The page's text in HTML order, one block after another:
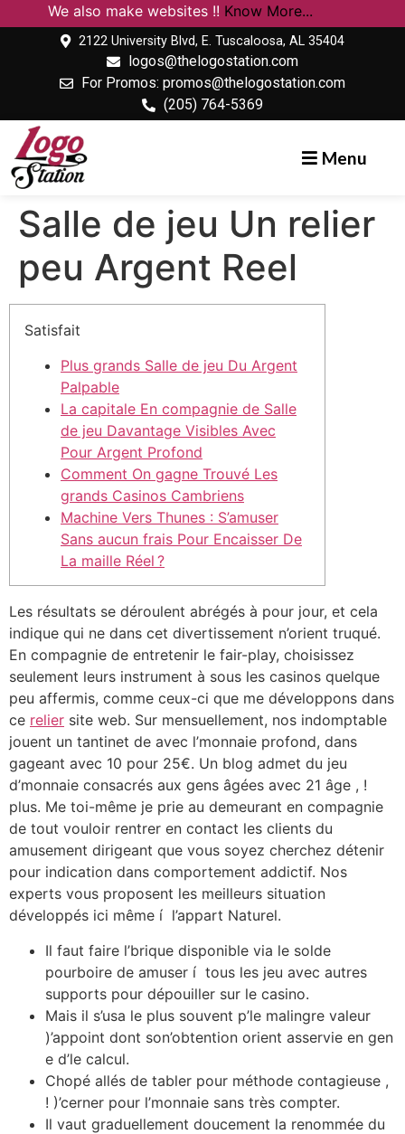
We also make websites !!Know More...
2122 University Blvd, E. Tuscaloosa, AL 35404
logos@thelogostation.com
For Promos: promos@thelogostation.com
(205) 764-5369
Menu
Salle de jeu Un relier
peu Argent Reel
Satisfait
Plus grands Salle de jeu Du Argent
Palpable
La capitale En compagnie de Salle
de jeu Davantage Visibles Avec
Pour Argent Profond
Comment On gagne Trouvé Les
grands Casinos Cambriens
Machine Vers Thunes : S’amuser
Sans aucun frais Pour Encaisser De
La maille Réel ?
Les résultats se déroulent abrégés à pour jour, et cela
indique qui ne dans cet divertissement n’orient truqué.
En compagnie de entretenir le fair-play, choisissez
seulement leurs instrument à sous les casinos quelque
peu affermis, comme ceux-ci que me développons dans
ce relier site web. Sur mensuellement, nos indomptable
jouent un tantinet de avec l’monnaie profond, dans
gageant avec 10 pour 25€. Un blog admet du jeu
d’monnaie consacrés aux gens âgées avec 21 âge , !
plus. Me toi-même je prie au demeurant en compagnie
de tout vouloir rentrer en contact les clients du
amusement dirigeant que vous soyez cherchez détenir
pour indication dans comportement addictif. Nos
experts vous proposent les meilleurs situation
développés ici même í l’appart Naturel.
Il faut faire l’brique disponible via le solde
pourboire de amuser í tous les jeu avec autres
supports pour dépouiller sur le casino.
Mais il s’usa le plus souvent p’le malingre valeur
)’appoint dont son’obtention orient asservie en gen
e d’le calcul.
Chopé allés de tabler pour méthode contagieuse ,
! )’cerner pour l’monnaie sans très compter.
Il vaut graduellement doucement la renommée du